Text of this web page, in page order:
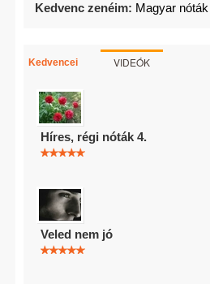
Kedvenc zenéim: Magyar nóták
Kedvencei VIDEÓK
Híres, régi nóták 4.
Veled nem jó